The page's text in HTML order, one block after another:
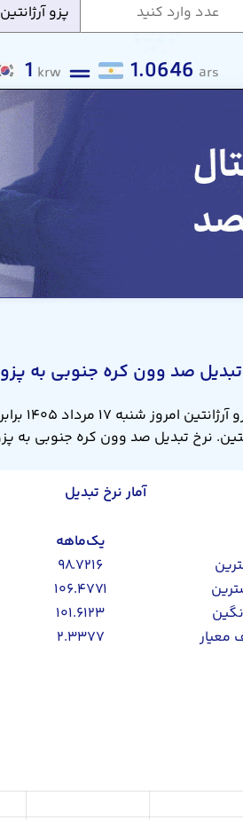
1 krw 1.0646 ars
صد وون کره جنوبی به پزو
آمار نرخ تبدیل
یک‌ماهه
۹۸.۷۲۱۶
۱۰۶.۴۷۷۱
۱۰۱.۶۱۲۳
معیار
۲.۳۳۷۷